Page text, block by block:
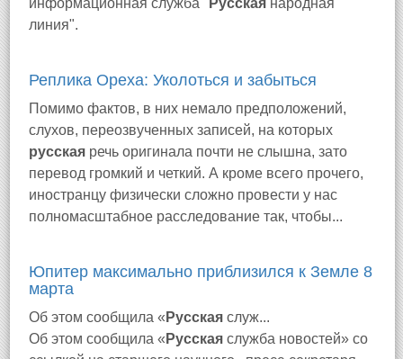
информационная служба " Русская народная
линия".
Реплика Ореха: Уколоться и забыться
Помимо фактов, в них немало предположений,
слухов, переозвученных записей, на которых
русская речь оригинала почти не слышна, зато
перевод громкий и четкий. А кроме всего прочего,
иностранцу физически сложно провести у нас
полномасштабное расследование так, чтобы...
Юпитер максимально приблизился к Земле 8
марта
Об этом сообщила « Русская служ...
Об этом сообщила « Русская служба новостей» со